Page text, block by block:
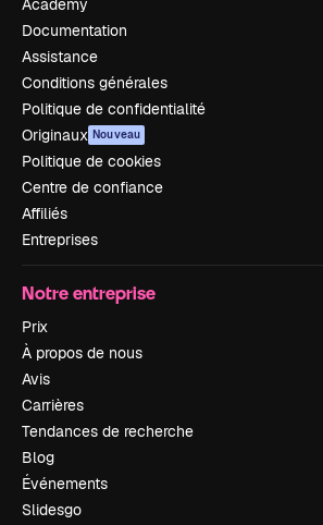
Academy
Documentation
Assistance
Conditions générales
Politique de confidentialité
Originaux Nouveau
Politique de cookies
Centre de confiance
Affiliés
Entreprises
Notre entreprise
Prix
À propos de nous
Avis
Carrières
Tendances de recherche
Blog
Événements
Slidesgo